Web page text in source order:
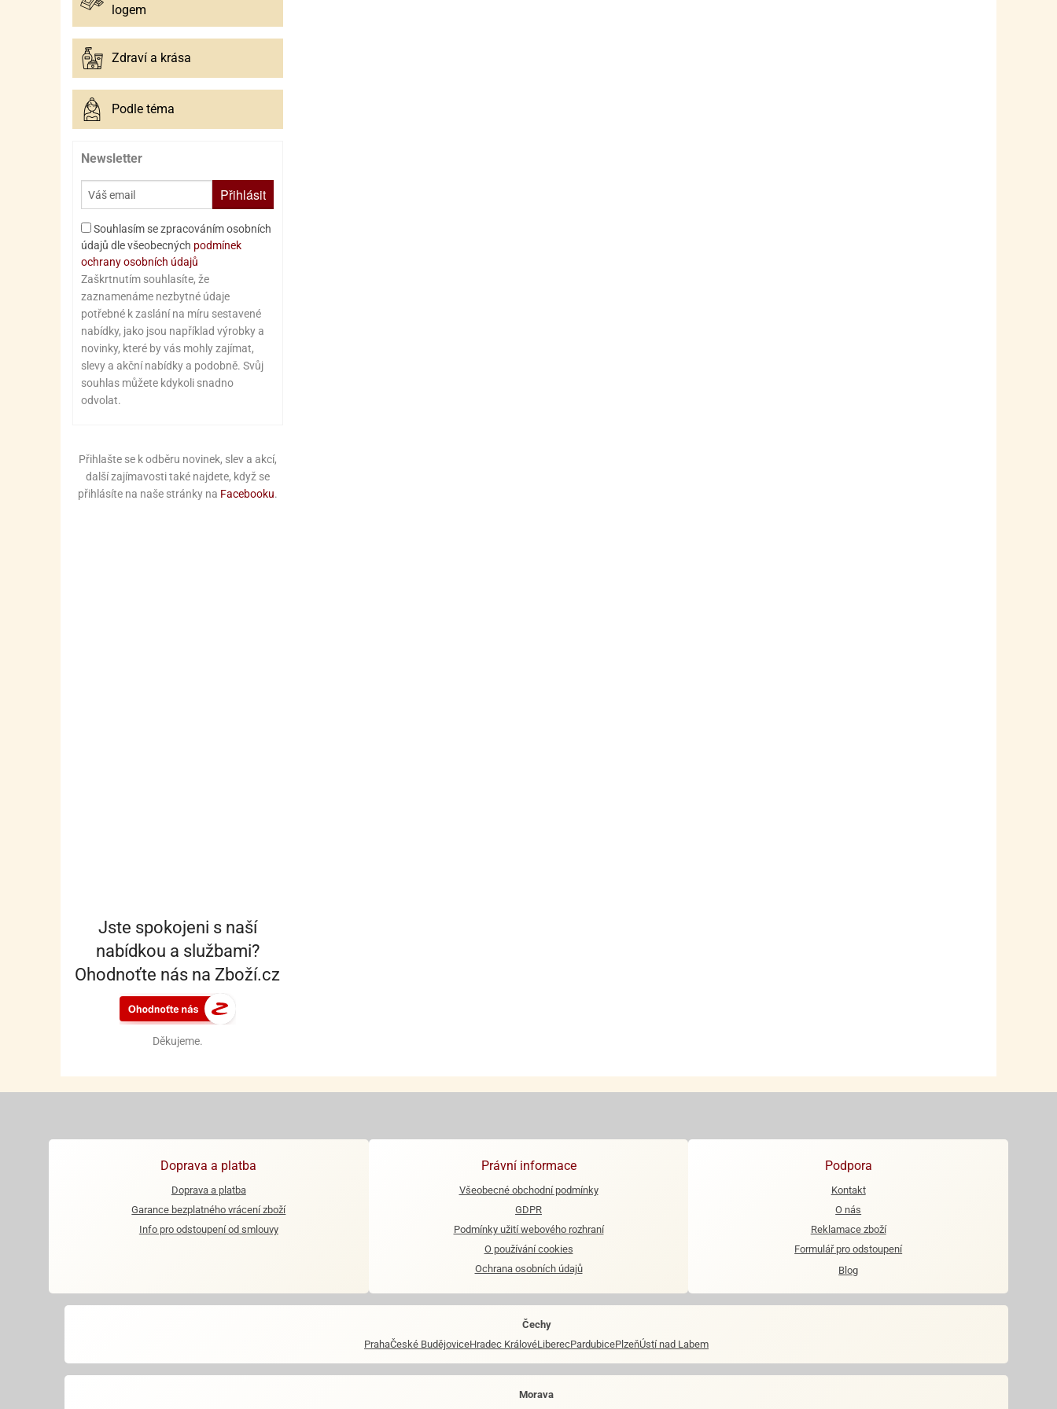
logem
Zdraví a krása
Podle téma
Newsletter
Přihlásit
Souhlasím se zpracováním osobních
údajů dle všeobecných podmínek
ochrany osobních údajů
Zaškrtnutím souhlasíte, že
zaznamenáme nezbytné údaje
potřebné k zaslání na míru sestavené
nabídky, jako jsou například výrobky a
novinky, které by vás mohly zajímat,
slevy a akční nabídky a podobně. Svůj
souhlas můžete kdykoli snadno
odvolat.
Přihlašte se k odběru novinek, slev a akcí,
další zajímavosti také najdete, když se
přihlásíte na naše stránky na Facebooku.
Jste spokojeni s naší
nabídkou a službami?
Ohodnoťte nás na Zboží.cz
Děkujeme.
Doprava a platba
Doprava a platba
Garance bezplatného vrácení zboží
Info pro odstoupení od smlouvy
Právní informace
Všeobecné obchodní podmínky
GDPR
Podmínky užití webového rozhraní
O používání cookies
Ochrana osobních údajů
Podpora
Kontakt
O nás
Reklamace zboží
Formulář pro odstoupení
Blog
Čechy
PrahaČeské BudějoviceHradec KrálovéLiberecPardubicePlzeňÚstí nad Labem
Morava